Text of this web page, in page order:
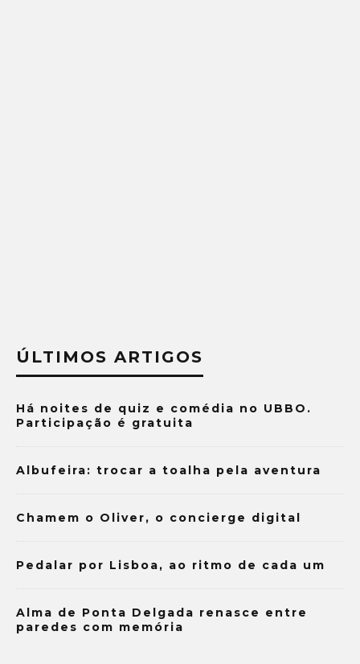
ÚLTIMOS ARTIGOS
Há noites de quiz e comédia no UBBO.
Participação é gratuita
Albufeira: trocar a toalha pela aventura
Chamem o Oliver, o concierge digital
Pedalar por Lisboa, ao ritmo de cada um
Alma de Ponta Delgada renasce entre
paredes com memória